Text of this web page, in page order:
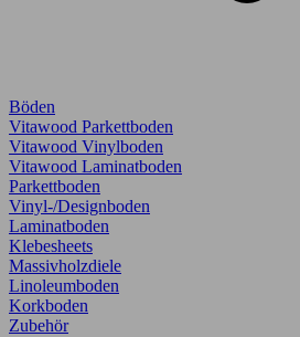
Böden
Vitawood Parkettboden
Vitawood Vinylboden
Vitawood Laminatboden
Parkettboden
Vinyl-/Designboden
Laminatboden
Klebesheets
Massivholzdiele
Linoleumboden
Korkboden
Zubehör